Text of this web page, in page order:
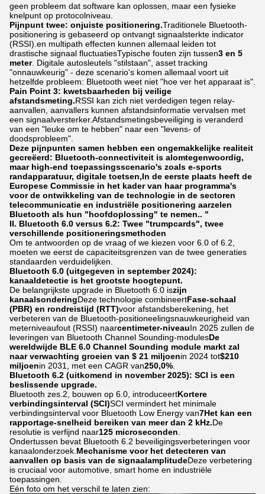
geen probleem dat software kan oplossen, maar een fysieke
knelpunt op protocolniveau.
Pijnpunt twee: onjuiste positionering.Traditionele Bluetooth-
positionering is gebaseerd op ontvangt signaalsterkte indicator
(RSSI).en multipath effecten kunnen allemaal leiden tot
drastische signaal fluctuatiesTypische fouten zijn tussen3 en 5
meter. Digitale autosleutels "stilstaan", asset tracking
"onnauwkeurig" - deze scenario's komen allemaal voort uit
hetzelfde probleem: Bluetooth weet niet "hoe ver het apparaat is".
Pain Point 3: kwetsbaarheden bij veilige
afstandsmeting.RSSI kan zich niet verdedigen tegen relay-
aanvallen, aanvallers kunnen afstandsinformatie vervalsen met
een signaalversterker.Afstandsmetingsbeveiliging is veranderd
van een "leuke om te hebben" naar een "levens- of
doodsprobleem".
Deze pijnpunten samen hebben een ongemakkelijke realiteit
gecreëerd: Bluetooth-connectiviteit is alomtegenwoordig,
maar high-end toepassingsscenario's zoals e-sports
randapparatuur, digitale toetsen,In de eerste plaats heeft de
Europese Commissie in het kader van haar programma's
voor de ontwikkeling van de technologie in de sectoren
telecommunicatie en industriële positionering aarzelen
Bluetooth als hun "hoofdoplossing" te nemen.. "
II. Bluetooth 6.0 versus 6.2: Twee "trumpcards", twee
verschillende positioneringsmethoden
Om te antwoorden op de vraag of we kiezen voor 6.0 of 6.2,
moeten we eerst de capaciteitsgrenzen van de twee generaties
standaarden verduidelijken.
Bluetooth 6.0 (uitgegeven in september 2024):
kanaaldetectie is het grootste hoogtepunt.
De belangrijkste upgrade in Bluetooth 6.0 iszijn
kanaalsonderingDeze technologie combineertFase-schaal
(PBR) en rondreistijd (RTT)voor afstandsberekening, het
verbeteren van de Bluetooth-positioneelingsnauwkeurigheid van
meterniveaufout (RSSI) naarcentimeter-niveauIn 2025 zullen de
leveringen van Bluetooth Channel Sounding-modulesDe
wereldwijde BLE 6.0 Channel Sounding module markt zal
naar verwachting groeien van $ 21 miljoenin 2024 tot$210
miljoenin 2031, met een CAGR van250,0%
Bluetooth 6.2 (uitkomend in november 2025): SCI is een
beslissende upgrade.
Bluetooth zes.2, bouwen op 6.0, introduceertKortere
verbindingsinterval (SCI)SCI vermindert het minimale
verbindingsinterval voor Bluetooth Low Energy van7Het kan een
rapportage-snelheid bereiken van meer dan 2 kHz.De
resolutie is verfijnd naar125 microseconden
Ondertussen bevat Bluetooth 6.2 beveiligingsverbeteringen voor
kanaalonderzoek. Mechanisme voor het detecteren van
aanvallen op basis van de signaalamplitudeDeze verbetering
is cruciaal voor automotive, smart home en industriële
toepassingen.
Eén foto om het verschil te laten zien: